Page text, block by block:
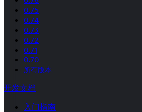
0.75
0.74
0.73
0.72
0.71
0.70
所有版本
开发文档
入门指南